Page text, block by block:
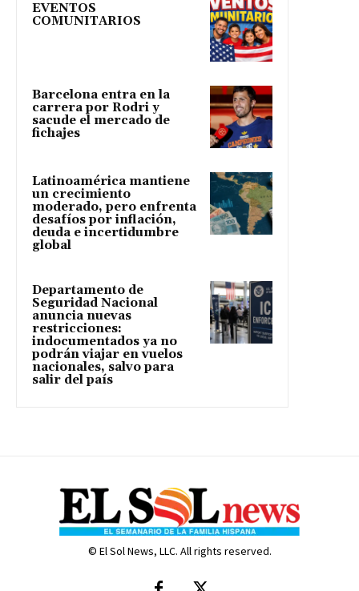
EVENTOS
COMUNITARIOS
Barcelona entra en la
carrera por Rodri y
sacude el mercado de
fichajes
Latinoamérica mantiene
un crecimiento
moderado, pero enfrenta
desafíos por inflación,
deuda e incertidumbre
global
Departamento de
Seguridad Nacional
anuncia nuevas
restricciones:
indocumentados ya no
podrán viajar en vuelos
nacionales, salvo para
salir del país
© El Sol News, LLC. All rights reserved.